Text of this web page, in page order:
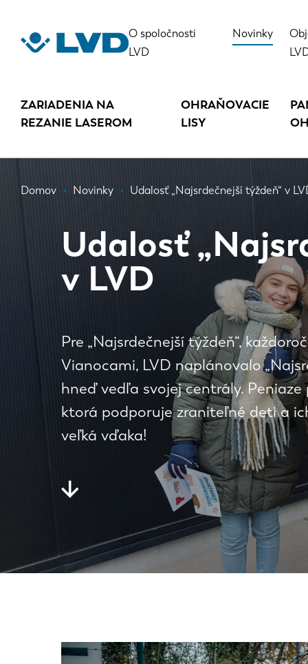
hlavný
O spoločnosti
LVD
Novinky
ZARIADENIA NA
REZANIE LASEROM
OHRAŇOVACIE
LISY
Omrvinka
Domov Novinky Udalosť „Najsrdečnejší týždeň“ v
Udalosť
v LVD
Pre „Najsrdečnejší týždeň“,
Vianocami, LVD naplánovalo
hneď vedľa svojej centrály.
ktorá podporuje zraniteľné deti a
veľká vďaka!